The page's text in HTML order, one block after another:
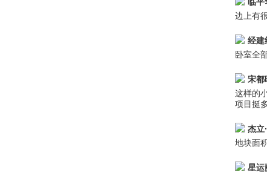
边上有
经建
卧室全
宋都
这样的
项目挺
杰立
地块面
星运